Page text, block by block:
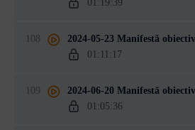
01:19:39
108
2024-05-23 Manifestă
01:11:17
109
2024-06-20 Manifestă
01:05:36